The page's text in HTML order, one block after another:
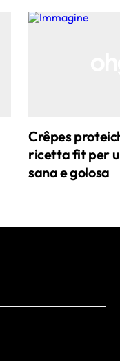
Crêpes
ricetta fit per
sana e golosa